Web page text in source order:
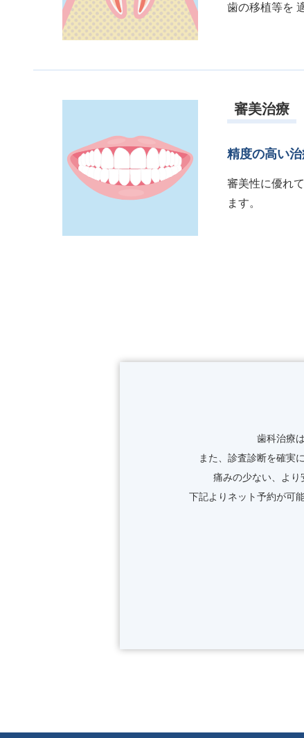
歯の移植等を
審美治療
精度の高い
審美性に優れ
ます。
歯科治療
また、診査診断を確実
痛みの少ない、より
下記よりネット予約が可